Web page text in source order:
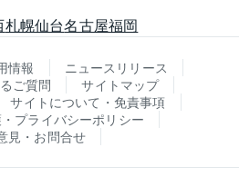
札幌仙台名古屋福岡
情報
ニュースリリース
ご質問
サイトマップ
サイトについて・免責事項
プライバシーポリシー
見・お問合せ